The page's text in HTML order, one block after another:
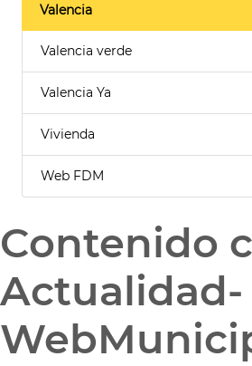
Valencia
Valencia verde
Valencia Ya
Vivienda
Web FDM
Contenido
Actualidad-